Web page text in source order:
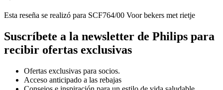
Esta reseña se realizó para SCF764/00 Voor bekers met rietje
Suscríbete a la newsletter de Philips para
recibir ofertas exclusivas
Ofertas exclusivas para socios.
Acceso anticipado a las rebajas